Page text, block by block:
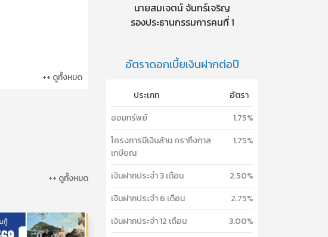
++ ดูทั้งหมด
++ ดูทั้งหมด
นายสมเจตน์ จันทร์เจริญ
รองประธานกรรมการคนที่ 1
อัตราดอกเบี้ยเงินฝากต่อปี
ประเภท
อัตรา
ออมทรัพย์
1.75%
โครงการมีเงินล้าน คราถึงกาล
เกษียณ
1.75%
เงินฝากประจำ 3 เดือน
2.50%
เงินฝากประจำ 6 เดือน
2.75%
เงินฝากประจำ 12 เดือน
3.00%